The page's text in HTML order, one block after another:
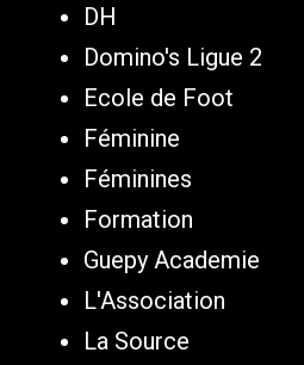
DH
Domino's Ligue 2
Ecole de Foot
Féminine
Féminines
Formation
Guepy Academie
L'Association
La Source